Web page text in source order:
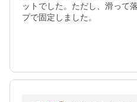
ットでした。ただし、滑って
プで固定しました。